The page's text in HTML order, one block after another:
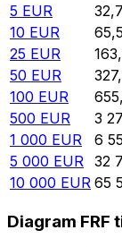
5 EUR
10 EUR
25 EUR
50 EUR
100 EUR
500 EUR 3
1 000 EUR 6
5 000 EUR 32
10 000 EUR 65
Diagram FRF